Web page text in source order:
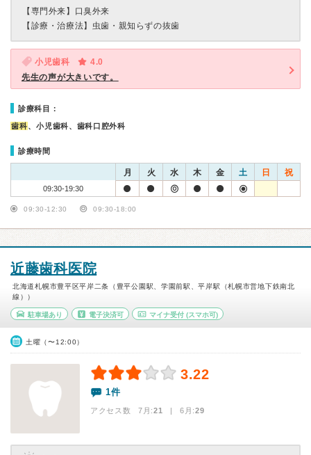
【専門外来】 口臭外来
【診療・治療法】 虫歯・親知らずの抜歯
小児歯科
4.0
先生の声が大きいです。
診療科目：
歯科、小児歯科、歯科口腔外科
診療時間
月 火 水 木 金 土 日 祝
09:30-19:30
09:30-12:30 09:30-18:00
近藤歯科医院
北海道札幌市豊平区平岸二条（豊平公園駅、学園前駅、平岸駅（札幌市営地下鉄南北
線））
駐車場あり 電子決済可 マイナ受付 (スマホ可)
土曜（〜12:00）
3.22
1件
アクセス数 7月:21 | 6月:29